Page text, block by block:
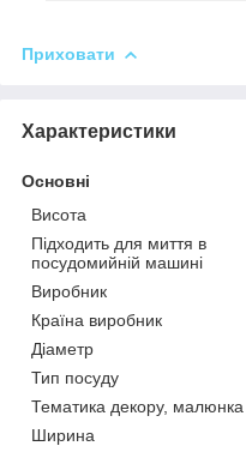
Приховати
Характеристики
Основні
Висота
Підходить для миття в
посудомийній машині
Виробник
Країна виробник
Діаметр
Тип посуду
Тематика декору, малюнка
Ширина